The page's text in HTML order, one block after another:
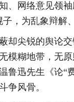
、网络意见领
子，为乱象辩解
却尖锐的舆论
模糊地带，无
鲁迅先生《论“
争风骨。